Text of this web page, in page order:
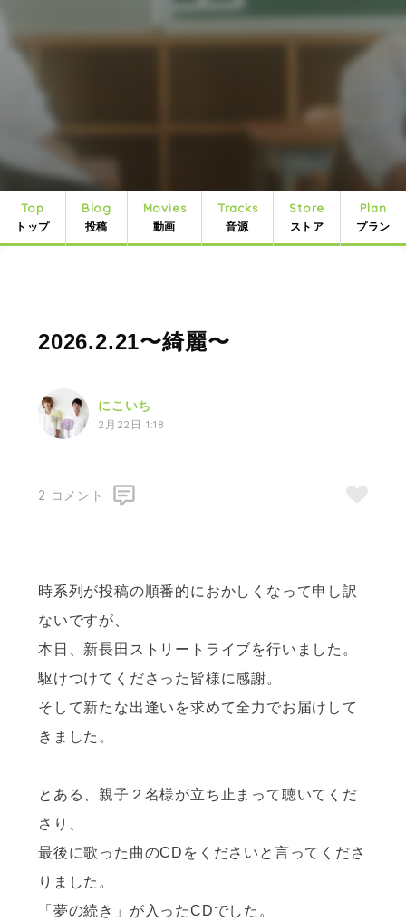
Top
トップ
Blog
投稿
Movies
動画
Tracks
音源
Store
ストア
Plan
プラン
2026.2.21〜綺麗〜
にこいち
2月22日 1:18
2 コメント
時系列が投稿の順番的におかしくなって申し訳
ないですが、
本日、新長田ストリートライブを行いました。
駆けつけてくださった皆様に感謝。
そして新たな出逢いを求めて全力でお届けして
きました。
とある、親子２名様が立ち止まって聴いてくだ
さり、
最後に歌った曲のCDをくださいと言ってくださ
りました。
「夢の続き」が入ったCDでした。